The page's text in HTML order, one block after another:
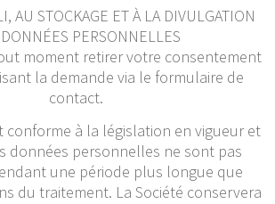
AU STOCKAGE ET À LA DIVULGATION
PERSONNELLES
moment retirer votre consentement
la demande via le formulaire de
contact.
conforme à la législation en vigueur et
données personnelles ne sont pas
une période plus longue que
du traitement. La Société conservera